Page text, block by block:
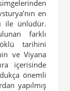
en
ile ünlüdür.
farklı
tarihini
ve Viyana
içerisinde
önemli
yapılmış